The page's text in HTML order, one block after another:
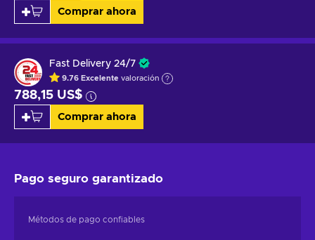
Comprar ahora
Fast Delivery 24/7
9.76 Excelente valoración
788,15 US$
Comprar ahora
Pago seguro garantizado
Métodos de pago confiables